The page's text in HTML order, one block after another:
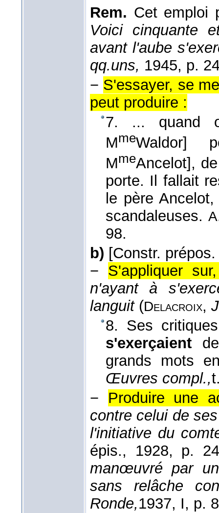
Rem. Cet emploi
Voici cinquante
avant l'aube
qq.uns, 1945, p.
− S'essayer, se
peut produire :
7. ... quand
MmeWaldor]
MmeAncelot],
porte. Il fallait
le père
scandaleuses.
98.
b) [Constr.
− S'appliquer
n'ayant à
languit (Delacroix,
8. Ses
s'exerçaient
grands mots
Œuvres compl.,
− Produire une
contre celui de
l'initiative du
épis., 1928, p.
manœuvré par
sans relâche
Ronde,1937, I, p.